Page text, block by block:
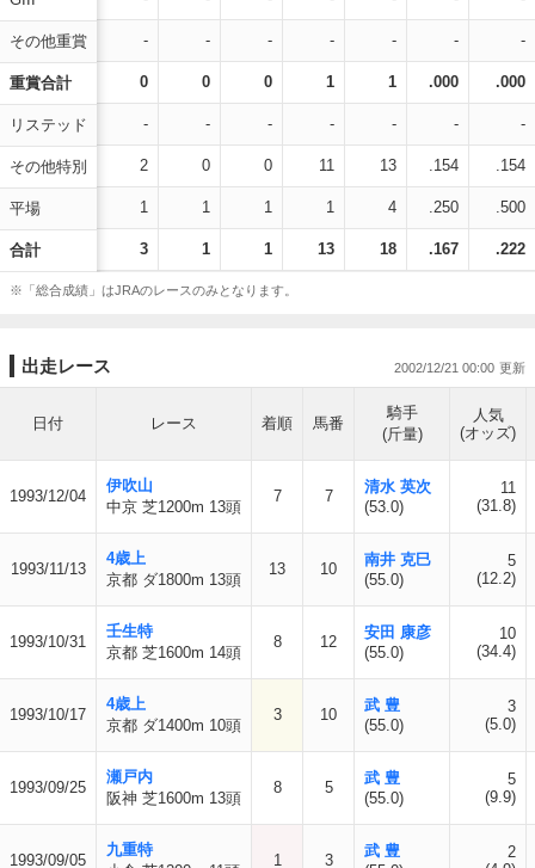
その他重賞
重賞合計
リステッド
その他特別
平場
合計
- - - - - - -
0 0 0 1 1 .000 .000
- - - - - - -
2 0 0 11 13 .154 .154
1 1 1 1 4 .250 .500
3 1 1 13 18 .167 .222
※「総合成績」はJRAのレースのみとなります。
出走レース 2002/12/21 00:00
日付 レース 着順 馬番
騎手
(斤量)
人気
(オッズ)
1993/12/04
伊吹山
中京 芝1200m 13頭
7 7
清水 英次
(53.0)
11
(31.8)
1993/11/13
4歳上
京都 ダ1800m 13頭
13 10
南井 克巳
(55.0)
5
(12.2)
1993/10/31
壬生特
京都 芝1600m 14頭
8 12
安田 康彦
(55.0)
10
(34.4)
1993/10/17
4歳上
京都 ダ1400m 10頭
3 10
武 豊
(55.0)
3
(5.0)
1993/09/25
瀬戸内
阪神 芝1600m 13頭
8 5
武 豊
(55.0)
5
(9.9)
1993/09/05
九重特
1 3
武 豊
2